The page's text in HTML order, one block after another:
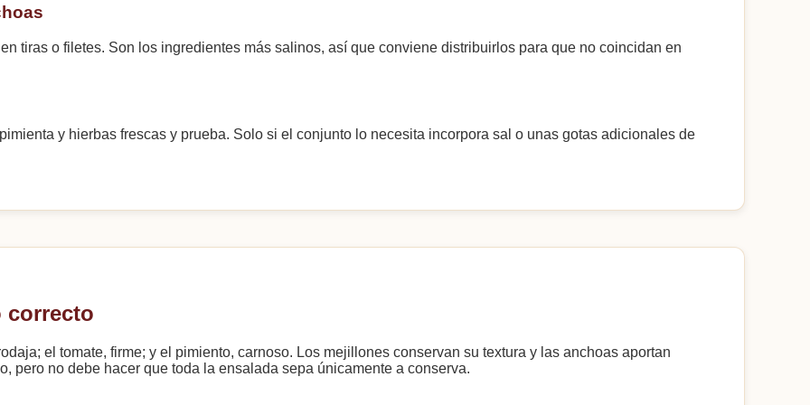
tiras o filetes. Son los ingredientes más salinos, así que conviene distribuirlos para que no coincidan en
y hierbas frescas y prueba. Solo si el conjunto lo necesita incorpora sal o unas gotas adicionales de
correcto
el tomate, firme; y el pimiento, carnoso. Los mejillones conservan su textura y las anchoas aportan
pero no debe hacer que toda la ensalada sepa únicamente a conserva.